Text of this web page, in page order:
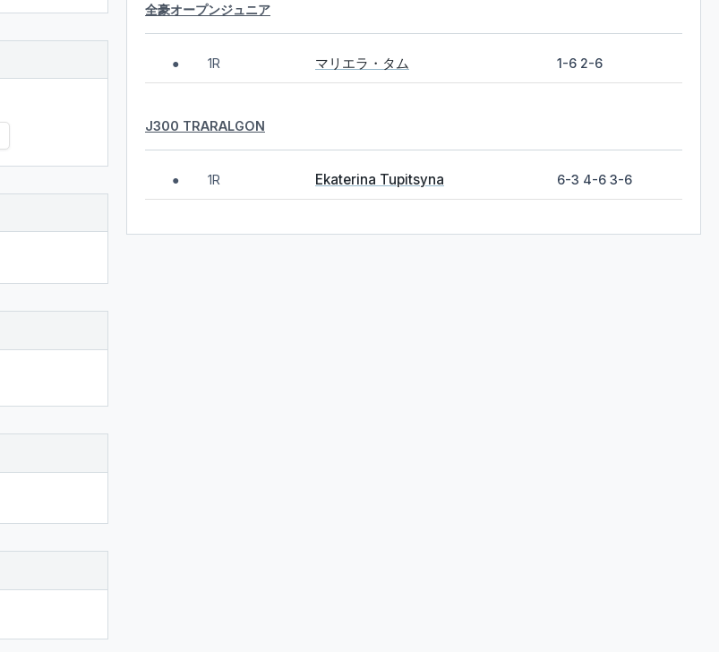
全豪オープンジュニア
● 1R マリエラ・タム 1-6 2-6
J300 TRARALGON
● 1R Ekaterina Tupitsyna 6-3 4-6 3-6